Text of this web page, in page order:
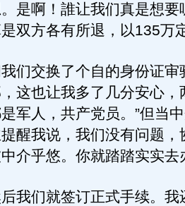
是啊！誰让我们真是想要
双方各有所退，以135万
交换了个自的身份证审
这也让我多了几分安心，
军人，共产党员。”但当
醒我说，我们没有问题，
介乎悠。你就踏踏实实去
们就签订正式手续。我